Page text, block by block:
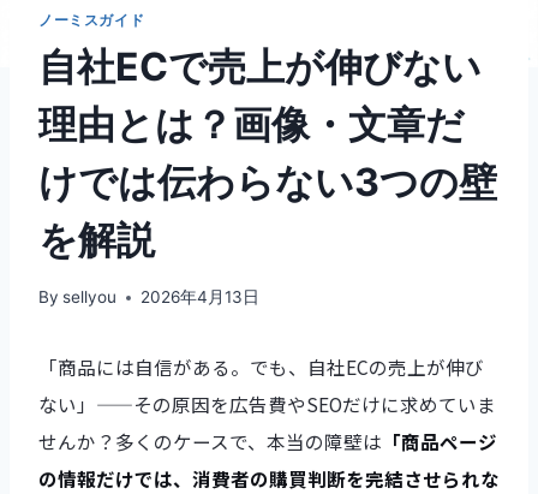
ノーミスガイド
自社ECで売上が伸びない
理由とは？画像・文章だ
けでは伝わらない3つの壁
を解説
By sellyou 2026年4月13日
「商品には自信がある。でも、自社ECの売上が伸び
ない」——その原因を広告費やSEOだけに求めていま
せんか？多くのケースで、本当の障壁は 「商品ページ
の情報だけでは、消費者の購買判断を完結させられな